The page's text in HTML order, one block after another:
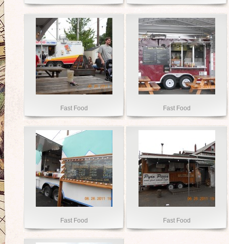
Fast Food Fast Food
Fast Food Fast Food